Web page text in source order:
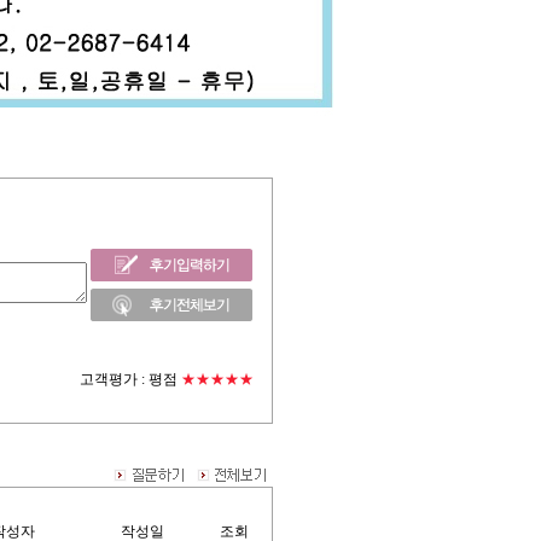
고객평가 : 평점 ★★★★★
성자 작성일 조회